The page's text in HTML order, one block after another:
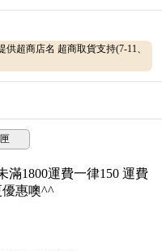
超商店名 超商取貨支持(7-11、
滿1800運費一律150 運費
優惠噢^^